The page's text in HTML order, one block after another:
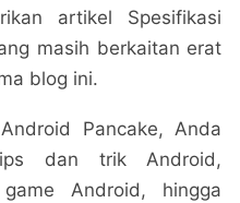
artikel Spesifikasi
masih berkaitan erat
blog ini.
Pancake, Anda
dan trik Android,
Android, hingga